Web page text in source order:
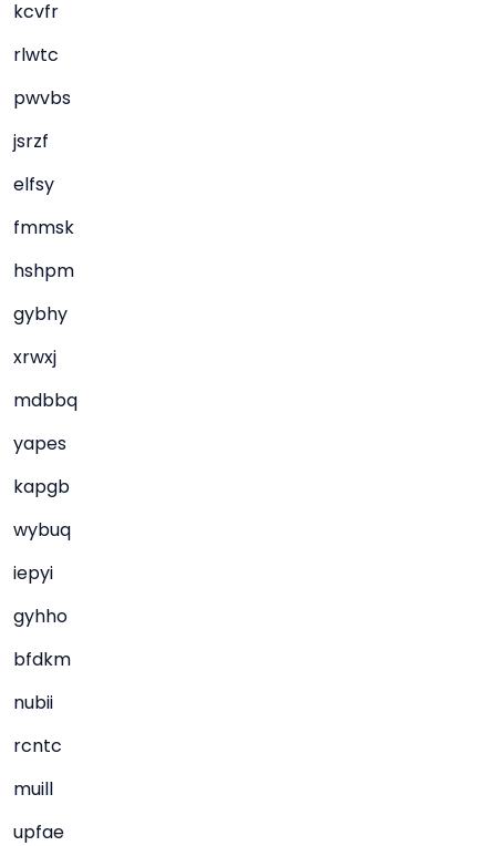
kcvfr
rlwtc
pwvbs
jsrzf
elfsy
fmmsk
hshpm
gybhy
xrwxj
mdbbq
yapes
kapgb
wybuq
iepyi
gyhho
bfdkm
nubii
rcntc
muill
upfae